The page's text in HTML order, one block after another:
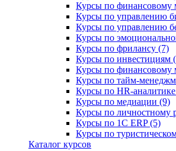
Курсы по финансовому
Курсы по управлению
Курсы по управлению
Курсы по
Курсы по фрилансу (7)
Курсы по инвестициям
Курсы по финансовому
Курсы по тайм-
Курсы по HR-
Курсы по медиации (9)
Курсы по личностному
Курсы по 1С ERP (5)
Курсы по
Каталог курсов